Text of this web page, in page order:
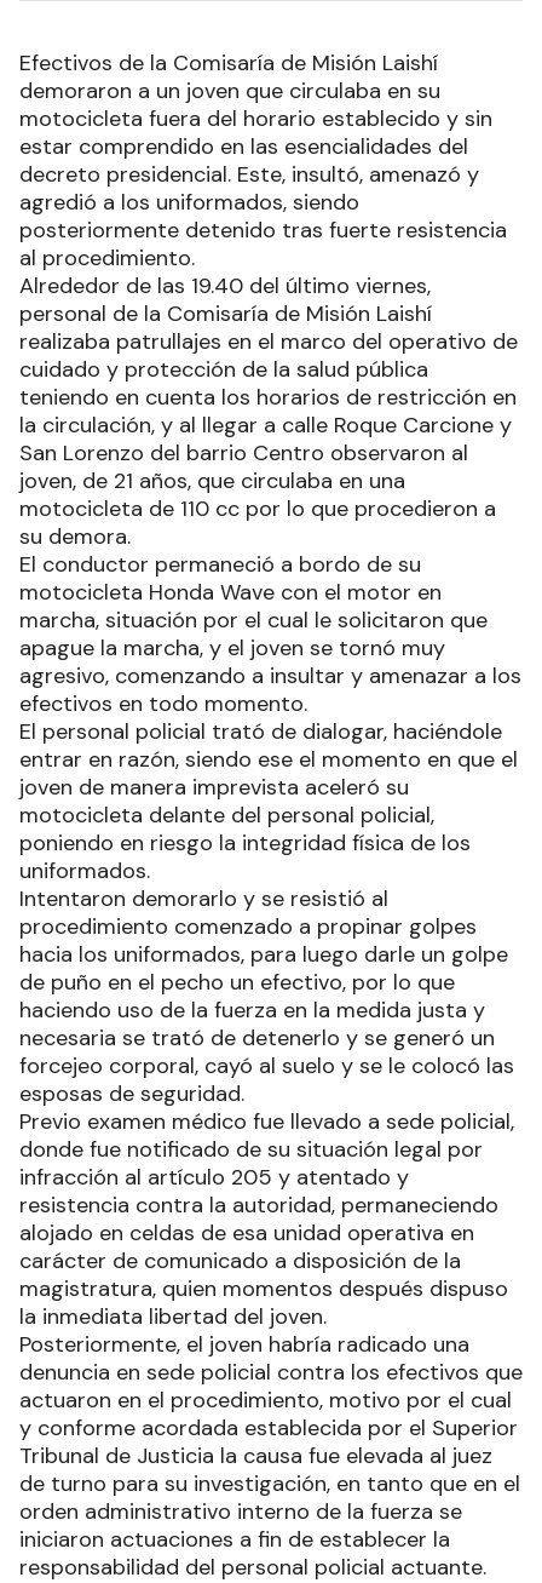
Efectivos de la Comisaría de Misión Laishí
demoraron a un joven que circulaba en su
motocicleta fuera del horario establecido y sin
estar comprendido en las esencialidades del
decreto presidencial. Este, insultó, amenazó y
agredió a los uniformados, siendo
posteriormente detenido tras fuerte resistencia
al procedimiento.
Alrededor de las 19.40 del último viernes,
personal de la Comisaría de Misión Laishí
realizaba patrullajes en el marco del operativo de
cuidado y protección de la salud pública
teniendo en cuenta los horarios de restricción en
la circulación, y al llegar a calle Roque Carcione y
San Lorenzo del barrio Centro observaron al
joven, de 21 años, que circulaba en una
motocicleta de 110 cc por lo que procedieron a
su demora.
El conductor permaneció a bordo de su
motocicleta Honda Wave con el motor en
marcha, situación por el cual le solicitaron que
apague la marcha, y el joven se tornó muy
agresivo, comenzando a insultar y amenazar a los
efectivos en todo momento.
El personal policial trató de dialogar, haciéndole
entrar en razón, siendo ese el momento en que el
joven de manera imprevista aceleró su
motocicleta delante del personal policial,
poniendo en riesgo la integridad física de los
uniformados.
Intentaron demorarlo y se resistió al
procedimiento comenzado a propinar golpes
hacia los uniformados, para luego darle un golpe
de puño en el pecho un efectivo, por lo que
haciendo uso de la fuerza en la medida justa y
necesaria se trató de detenerlo y se generó un
forcejeo corporal, cayó al suelo y se le colocó las
esposas de seguridad.
Previo examen médico fue llevado a sede policial,
donde fue notificado de su situación legal por
infracción al artículo 205 y atentado y
resistencia contra la autoridad, permaneciendo
alojado en celdas de esa unidad operativa en
carácter de comunicado a disposición de la
magistratura, quien momentos después dispuso
la inmediata libertad del joven.
Posteriormente, el joven habría radicado una
denuncia en sede policial contra los efectivos que
actuaron en el procedimiento, motivo por el cual
y conforme acordada establecida por el Superior
Tribunal de Justicia la causa fue elevada al juez
de turno para su investigación, en tanto que en el
orden administrativo interno de la fuerza se
iniciaron actuaciones a fin de establecer la
responsabilidad del personal policial actuante.